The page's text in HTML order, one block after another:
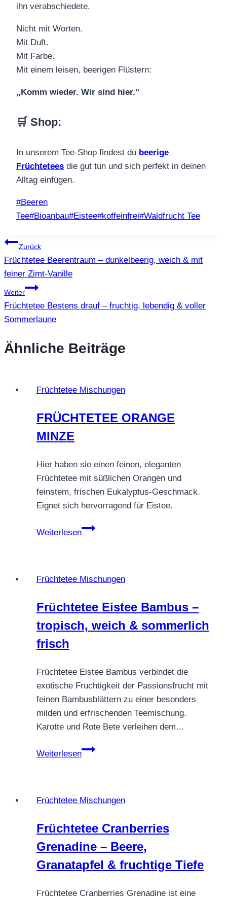
ihn verabschiedete.
Nicht mit Worten.
Mit Duft.
Mit Farbe.
Mit einem leisen, beerigen Flüstern:
„Komm wieder. Wir sind hier.“
🛒 Shop:
In unserem Tee-Shop findest du beerige
Früchtetees die gut tun und sich perfekt in deinen
Alltag einfügen.
Schlagworte:
#Beeren
Tee#Bioanbau#Eistee#koffeinfrei#Waldfrucht Tee
Beitragsnavigation
Zurück
Früchtetee Beerentraum – dunkelbeerig, weich & mit
feiner Zimt-Vanille
Weiter
Früchtetee Bestens drauf – fruchtig, lebendig & voller
Sommerlaune
Ähnliche Beiträge
Früchtetee Mischungen
FRÜCHTETEE ORANGE
MINZE
Hier haben sie einen feinen, eleganten
Früchtetee mit süßlichen Orangen und
feinstem, frischen Eukalyptus-Geschmack.
Eignet sich hervorragend für Eistee.
Weiterlesen
FRÜCHTETEE
Früchtetee Mischungen
Früchtetee Eistee Bambus –
tropisch, weich & sommerlich
frisch
Früchtetee Eistee Bambus verbindet die
exotische Fruchtigkeit der Passionsfrucht mit
feinen Bambusblättern zu einer besonders
milden und erfrischenden Teemischung.
Karotte und Rote Bete verleihen dem…
Weiterlesen
Früchtetee
tropisch,
&
sommerlich
frisch
Früchtetee Mischungen
Früchtetee Cranberries
Grenadine – Beere,
Granatapfel & fruchtige Tiefe
Früchtetee Cranberries Grenadine ist eine